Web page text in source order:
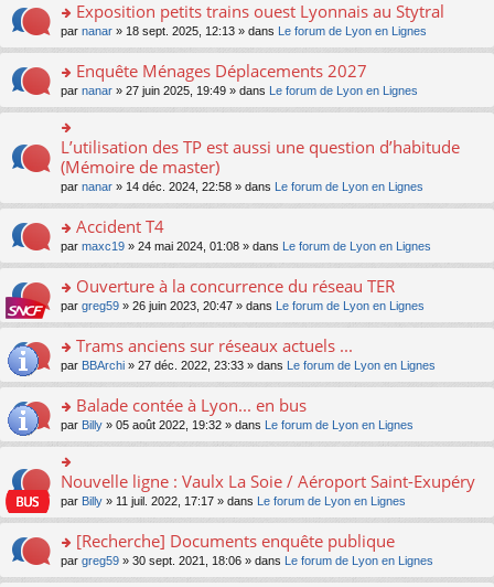
ult
er
le
m
e
s
g
e
n
o
lu
le
pl
u
s
e
nt
o
n
ult
er
le
m
s
a
e
n
o
lu
le
pl
u
s
e
nt
Exposition petits trains ouest Lyonnais au Stytral
par nanar » 18 sept. 2025, 12:13 » dans Le forum de Lyon en Lignes
o
n
s
ult
er
le
m
e
s
a
e
n
o
lu
le
pl
u
s
c
nt
Enquête Ménages Déplacements 2027
par nanar » 27 juin 2025, 19:49 » dans Le forum de Lyon en Lignes
n
s
ult
er
le
m
e
s
a
g
e
n
lu
le
pl
u
s
c
e
nt
L’utilisation des TP est aussi une question d’habitude
(Mémoire de master)
par nanar » 14 déc. 2024, 22:58 » dans Le forum de Lyon en Lignes
o
n
ult
er
le
m
e
a
g
e
n
o
lu
pl
u
s
Accident T4
par maxc19 » 24 mai 2024, 01:08 » dans Le forum de Lyon en Lignes
o
n
ult
er
le
m
e
s
g
e
n
o
lu
Ouverture à la concurrence du réseau TER
par greg59 » 26 juin 2023, 20:47 » dans Le forum de Lyon en Lignes
o
n
ult
er
le
m
e
s
g
e
n
Trams anciens sur réseaux actuels ...
par BBArchi » 27 déc. 2022, 23:33 » dans Le forum de Lyon en Lignes
o
n
s
ult
er
le
m
e
s
Balade contée à Lyon... en bus
par Billy » 05 août 2022, 19:32 » dans Le forum de Lyon en Lignes
o
n
er
le
m
Nouvelle ligne : Vaulx La Soie / Aéroport Saint-Exupéry
par Billy » 11 juil. 2022, 17:17 » dans Le forum de Lyon en Lignes
o
n
[Recherche] Documents enquête publique
par greg59 » 30 sept. 2021, 18:06 » dans Le forum de Lyon en Lignes